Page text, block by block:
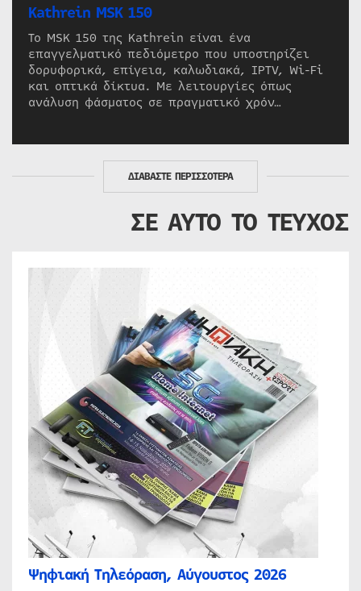
Kathrein MSK 150
Το MSK 150 της Kathrein είναι ένα
επαγγελματικό πεδιόμετρο που υποστηρίζει
δορυφορικά, επίγεια, καλωδιακά, IPTV, Wi-Fi
και οπτικά δίκτυα. Με λειτουργίες όπως
ανάλυση φάσματος σε πραγματικό χρόν…
ΔΙΑΒΑΣΤΕ ΠΕΡΙΣΣΟΤΕΡΑ
ΣΕ ΑΥΤΟ ΤΟ ΤΕΥΧΟΣ
Ψηφιακή Τηλεόραση, Αύγουστος 2026